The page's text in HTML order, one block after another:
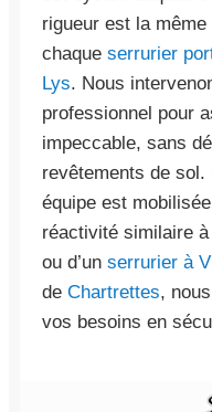
rigueur est la
chaque serrurier
Lys. Nous
professionnel pour
impeccable, sans
revêtements de
équipe est
réactivité similaire à
ou d’un serrurier à
de Chartrettes,
vos besoins en